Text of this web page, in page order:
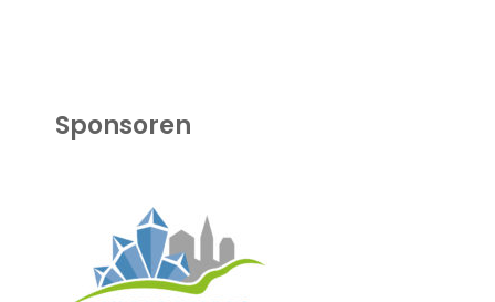
Sponsoren